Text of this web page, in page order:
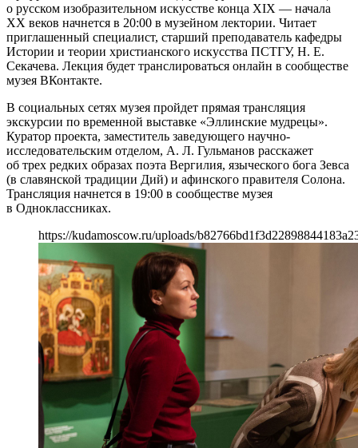
о русском изобразительном искусстве конца XIX — начала
XX веков начнется в 20:00 в музейном лектории. Читает
приглашенный специалист, старший преподаватель кафедры
Истории и теории христианского искусства ПСТГУ, Н. Е.
Секачева. Лекция будет транслироваться онлайн в сообществе
музея ВКонтакте.
В социальных сетях музея пройдет прямая трансляция
экскурсии по временной выставке «Эллинские мудрецы».
Куратор проекта, заместитель заведующего научно-
исследовательским отделом, А. Л. Гульманов расскажет
об трех редких образах поэта Вергилия, языческого бога Зевса
(в славянской традиции Дий) и афинского правителя Солона.
Трансляция начнется в 19:00 в сообществе музея
в Одноклассниках.
https://kudamoscow.ru/uploads/